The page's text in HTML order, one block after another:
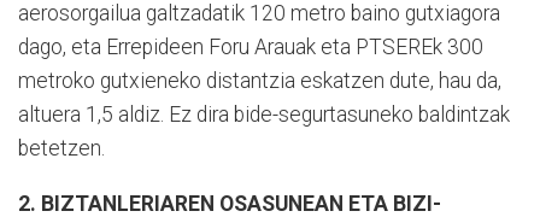
aerosorgailua galtzadatik 120 metro baino gutxiagora
dago, eta Errepideen Foru Arauak eta PTSEREk 300
metroko gutxieneko distantzia eskatzen dute, hau da,
altuera 1,5 aldiz. Ez dira bide-segurtasuneko baldintzak
betetzen.
2. BIZTANLERIAREN OSASUNEAN ETA BIZI-